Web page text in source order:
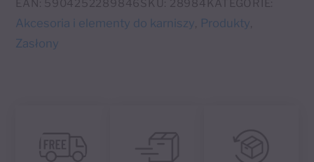
EAN: 5904252289846 SKU: 28984 KATEGORIE:
Akcesoria i elementy do karniszy, Produkty,
Zasłony